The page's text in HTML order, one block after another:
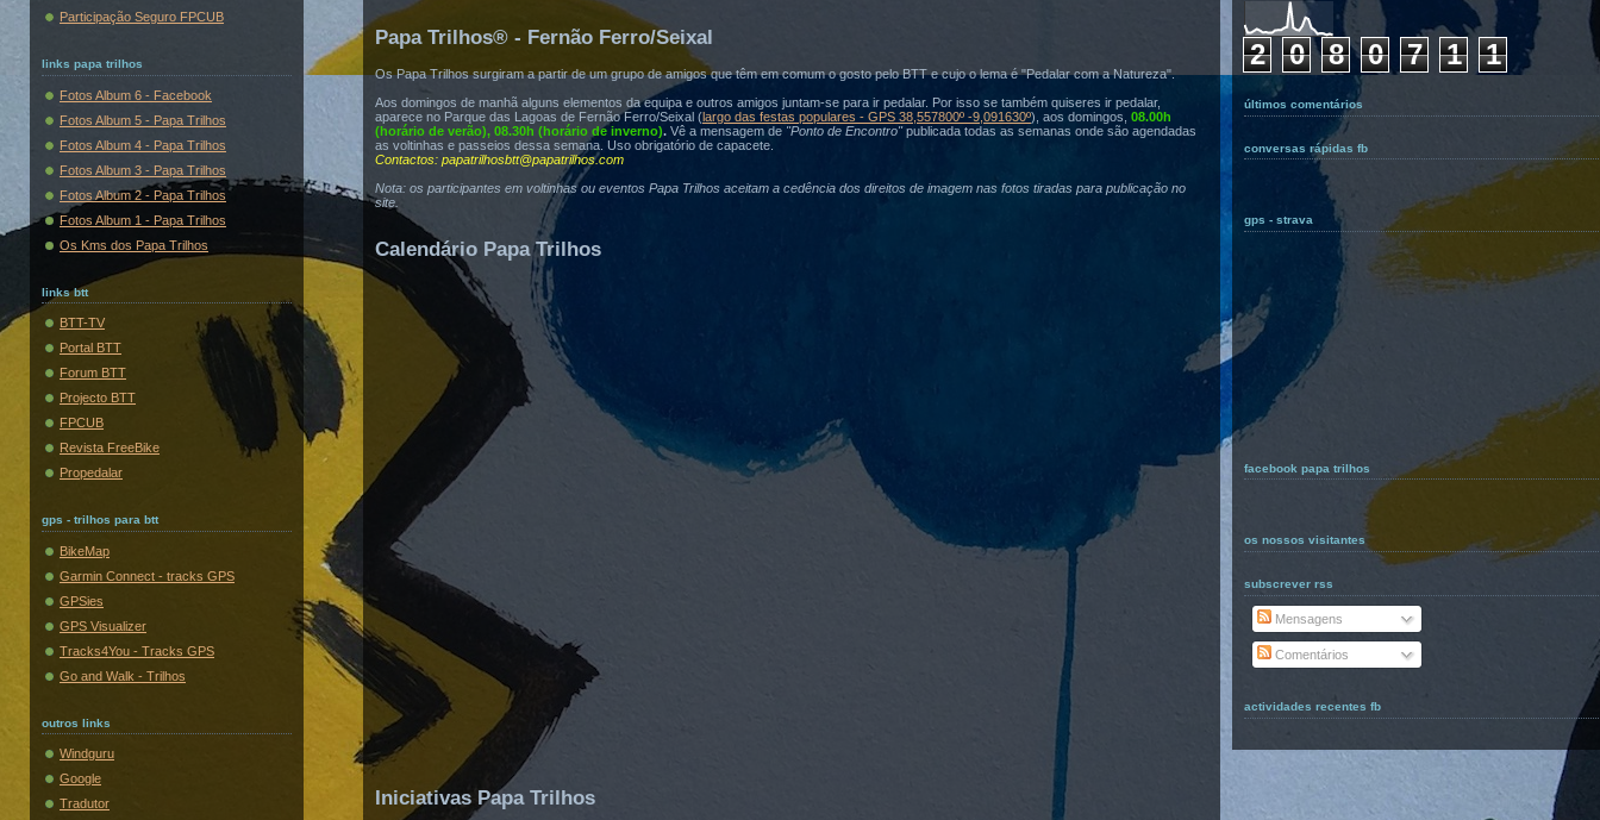
Participação Seguro FPCUB
links papa trilhos
Fotos Album 6 - Facebook
Fotos Album 5 - Papa Trilhos
Fotos Album 4 - Papa Trilhos
Fotos Album 3 - Papa Trilhos
Fotos Album 2 - Papa Trilhos
Fotos Album 1 - Papa Trilhos
Os Kms dos Papa Trilhos
links btt
BTT-TV
Portal BTT
Forum BTT
Projecto BTT
FPCUB
Revista FreeBike
Propedalar
gps - trilhos para btt
BikeMap
Garmin Connect - tracks GPS
GPSies
GPS Visualizer
Tracks4You - Tracks GPS
Go and Walk - Trilhos
outros links
Windguru
Google
Tradutor
Papa Trilhos® - Fernão Ferro/Seixal
Os Papa Trilhos surgiram a partir de um grupo de amigos que têm em comum o gosto pelo BTT e cujo o lema é "Pedalar com a Natureza".
Aos domingos de manhã alguns elementos da equipa e outros amigos juntam-se para ir pedalar. Por isso se também quiseres ir pedalar,
aparece no Parque das Lagoas de Fernão Ferro/Seixal (largo das festas populares - GPS 38,557800º -9,091630º), aos domingos, 08.00h
(horário de verão), 08.30h (horário de inverno). Vê a mensagem de "Ponto de Encontro"publicada todas as semanas onde são agendadas
as voltinhas e passeios dessa semana. Uso obrigatório de capacete.
Contactos: papatrilhosbtt@papatrilhos.com
Nota: os participantes em voltinhas ou eventos Papa Trilhos aceitam a cedência dos direitos de imagem nas fotos tiradas para publicação no
site.
Calendário Papa Trilhos
Iniciativas Papa Trilhos
2 0 8 0 7 1 1
últimos comentários
conversas rápidas fb
gps - strava
facebook papa trilhos
os nossos visitantes
subscrever rss
Mensagens
Comentários
actividades recentes fb